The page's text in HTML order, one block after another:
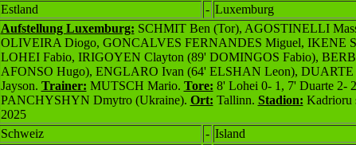
Estland
- Luxemburg
Aufstellung Luxemburg: SCHMIT Ben (Tor), AGOSTINELLI
OLIVEIRA Diogo, GONCALVES FERNANDES Miguel, IKENE
LOHEI Fabio, IRIGOYEN Clayton (89' DOMINGOS Fabio),
AFONSO Hugo), ENGLARO Ivan (64' ELSHAN Leon),
Jayson. Trainer: MUTSCH Mario. Tore: 8' Lohei 0- 1, 7' Duarte 2-
PANCHYSHYN Dmytro (Ukraine). Ort: Tallinn. Stadion: Kadrioru
2025
Schweiz
- Island